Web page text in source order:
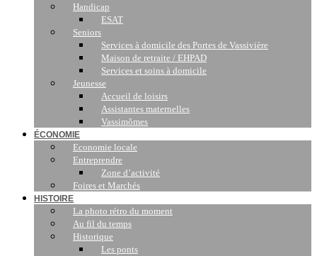
Handicap
ESAT
Seniors
Services à domicile des Portes de Vassivière
Maison de retraite / EHPAD
Services et soins à domicile
Jeunesse
Accueil de loisirs
Assistantes maternelles
Vassimômes
ÉCONOMIE
Economie locale
Entreprendre
Zone d’activité
Foires et Marchés
HISTOIRE
La photo rétro du moment
Au fil du temps
Historique
Les ponts